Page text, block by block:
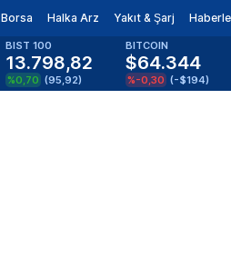
Borsa Halka Arz Yakıt & Şarj
BIST 100
13.798,82
%0,70 (95,92)
BITCOIN
$64.344
%-0,30 (-$194)